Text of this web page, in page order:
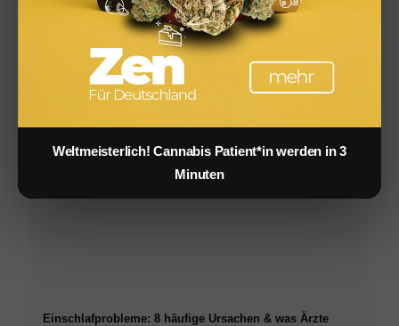
Schlafhygiene: 10 Regeln für besseren Schlaf –
Einschlafprobleme: 8 häufige Ursachen & was Ärzte
Weltmeisterlich! Cannabis Patient*in werden in 3
Minuten